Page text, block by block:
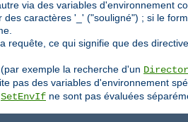
via des variables d'environnement
caractères '_' ("souligné") ; si le
requête, ce qui signifie que des
exemple la recherche d'un
pas des variables d'environnement
SetEnvIf ne sont pas évaluées